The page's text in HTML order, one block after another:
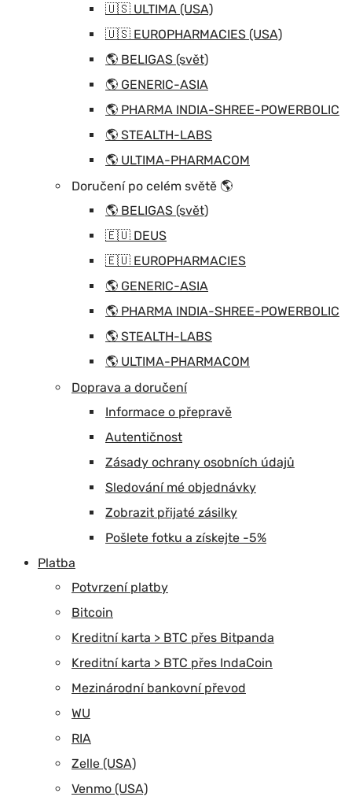
🇺🇸 ULTIMA (USA)
🇺🇸 EUROPHARMACIES (USA)
🌎 BELIGAS (svět)
🌎 GENERIC-ASIA
🌎 PHARMA INDIA-SHREE-POWERBOLIC
🌎 STEALTH-LABS
🌎 ULTIMA-PHARMACOM
Doručení po celém světě 🌎
🌎 BELIGAS (svět)
🇪🇺 DEUS
🇪🇺 EUROPHARMACIES
🌎 GENERIC-ASIA
🌎 PHARMA INDIA-SHREE-POWERBOLIC
🌎 STEALTH-LABS
🌎 ULTIMA-PHARMACOM
Doprava a doručení
Informace o přepravě
Autentičnost
Zásady ochrany osobních údajů
Sledování mé objednávky
Zobrazit přijaté zásilky
Pošlete fotku a získejte -5%
Platba
Potvrzení platby
Bitcoin
Kreditní karta > BTC přes Bitpanda
Kreditní karta > BTC přes IndaCoin
Mezinárodní bankovní převod
WU
RIA
Zelle (USA)
Venmo (USA)